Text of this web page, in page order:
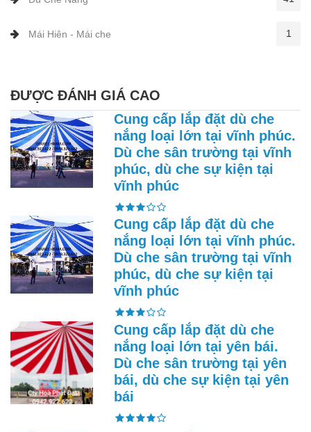
Mái Hiên - Mái che 1
ĐƯỢC ĐÁNH GIÁ CAO
Cung cấp lắp đặt dù che
nắng loại lớn tại vĩnh phúc.
Dù che sân trường tại vĩnh
phúc, dù che sự kiện tại
vĩnh phúc
Cung cấp lắp đặt dù che
nắng loại lớn tại vĩnh phúc.
Dù che sân trường tại vĩnh
phúc, dù che sự kiện tại
vĩnh phúc
Cung cấp lắp đặt dù che
nắng loại lớn tại yên bái.
Dù che sân trường tại yên
bái, dù che sự kiện tại yên
bái